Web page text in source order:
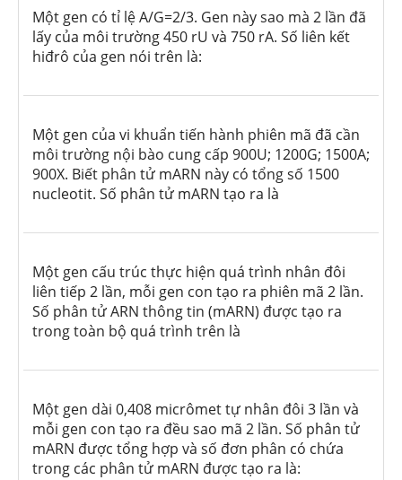
Một gen có tỉ lệ A/G=2/3. Gen này sao mà 2 lần đã
lấy của môi trường 450 rU và 750 rA. Số liên kết
hiđrô của gen nói trên là:
Một gen của vi khuẩn tiến hành phiên mã đã cần
môi trường nội bào cung cấp 900U; 1200G; 1500A;
900X. Biết phân tử mARN này có tổng số 1500
nucleotit. Số phân tử mARN tạo ra là
Một gen cấu trúc thực hiện quá trình nhân đôi
liên tiếp 2 lần, mỗi gen con tạo ra phiên mã 2 lần.
Số phân tử ARN thông tin (mARN) được tạo ra
trong toàn bộ quá trình trên là
Một gen dài 0,408 micrômet tự nhân đôi 3 lần và
mỗi gen con tạo ra đều sao mã 2 lần. Số phân tử
mARN được tổng hợp và số đơn phân có chứa
trong các phân tử mARN được tạo ra là: